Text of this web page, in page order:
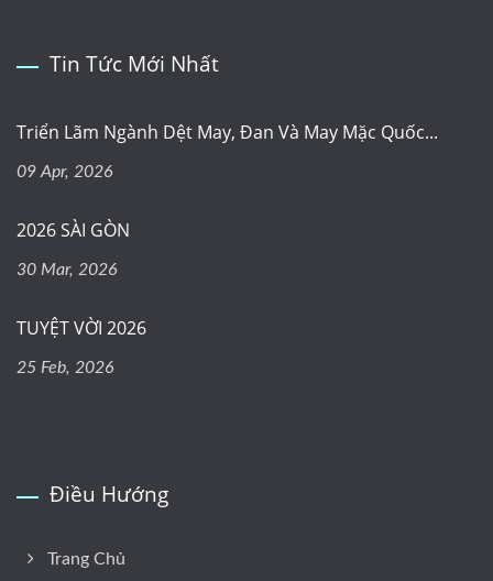
Tin Tức Mới Nhất
Triển Lãm Ngành Dệt May, Đan Và May Mặc Quốc...
09 Apr, 2026
2026 SÀI GÒN
30 Mar, 2026
TUYỆT VỜI 2026
25 Feb, 2026
Điều Hướng
Trang Chủ